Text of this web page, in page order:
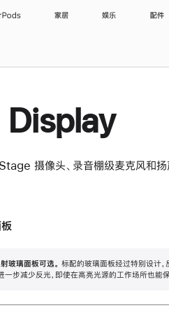
家居 娱乐 配件
摄像头、录音棚级麦克风和扬
也能保持出色画质。
玻璃面板可选。 标配的玻璃面板经过特别设计
一步减少反光，即使在高亮光源的工作场所也能